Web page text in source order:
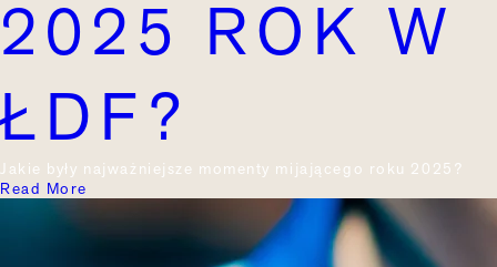
2025 ROK W
ŁDF?
Jakie były najważniejsze momenty mijającego roku 2025?
Read More